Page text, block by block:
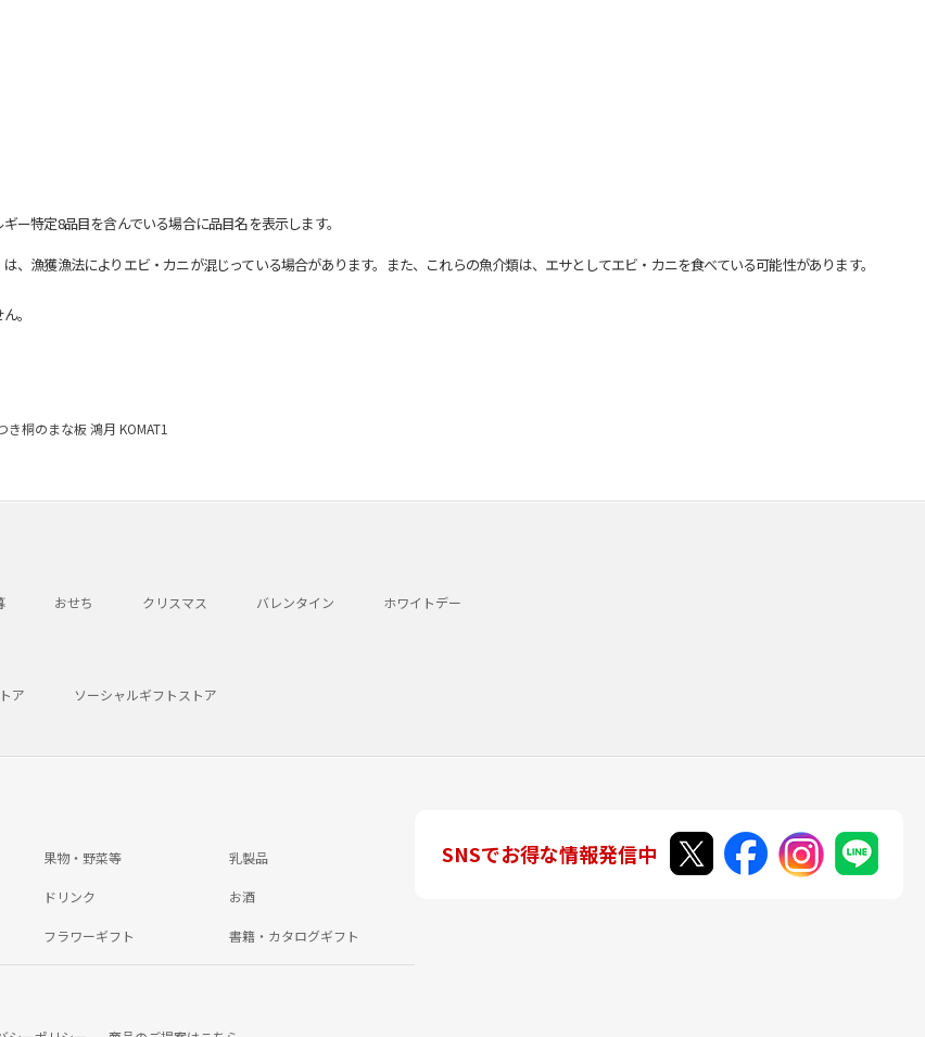
特定8品目を含んでいる場合に品目名を表示します。
漁獲漁法によりエビ・カニが混じっている場合があります。また、これらの魚介類は、エサとしてエビ・カニを食べている可能性があります。
。
き桐のまな板 鴻月 KOMAT1
おせち クリスマス バレンタイン ホワイトデー
ア ソーシャルギフトストア
果物・野菜等 乳製品
ドリンク お酒
フラワーギフト 書籍・カタログギフト
SNSでお得な情報発信中